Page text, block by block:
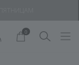
0